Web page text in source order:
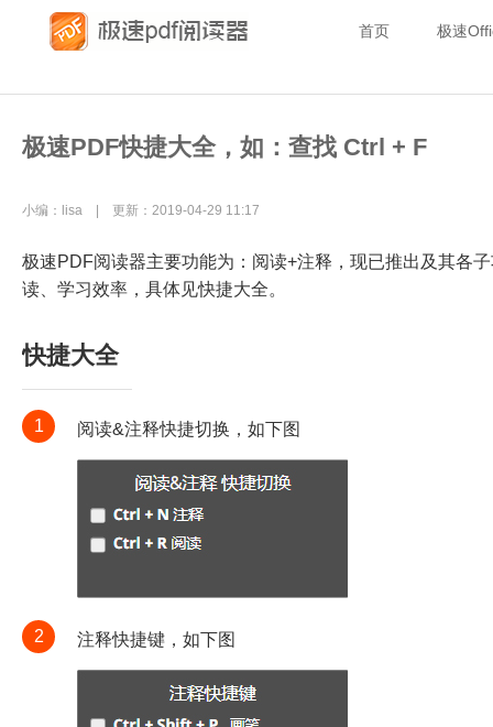
首页 极速
极速PDF快捷大全，如：查找 Ctrl + F
小编：lisa | 更新：2019-04-29 11:17
极速PDF阅读器主要功能为：阅读+注释，现已推出及其各
读、学习效率，具体见快捷大全。
快捷大全
1 阅读&注释快捷切换，如下图
2 注释快捷键，如下图